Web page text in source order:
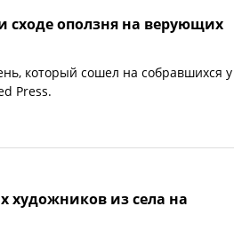
оползня на верующих
который сошел на собравшихся у
Press.
из села на